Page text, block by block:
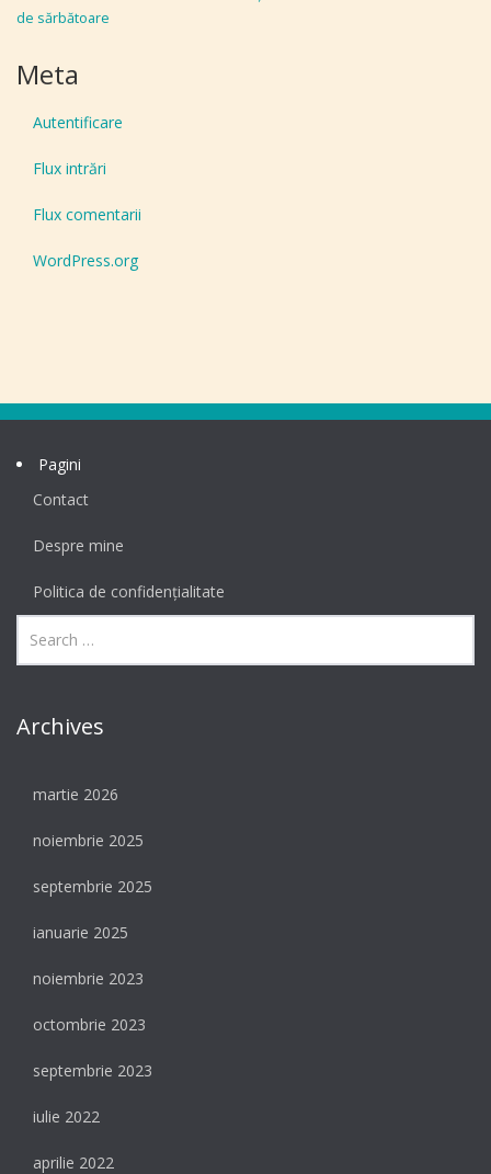
de sărbătoare
Meta
Autentificare
Flux intrări
Flux comentarii
WordPress.org
Pagini
Contact
Despre mine
Politica de confidențialitate
Archives
martie 2026
noiembrie 2025
septembrie 2025
ianuarie 2025
noiembrie 2023
octombrie 2023
septembrie 2023
iulie 2022
aprilie 2022